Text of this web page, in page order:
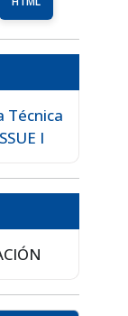
Técnica
I